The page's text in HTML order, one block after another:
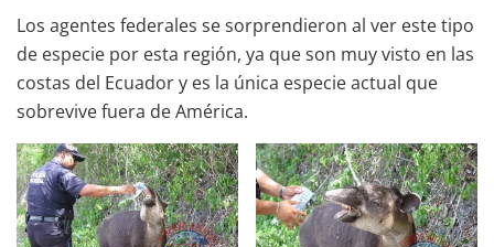
Los agentes federales se sorprendieron al ver este tipo
de especie por esta región, ya que son muy visto en las
costas del Ecuador y es la única especie actual que
sobrevive fuera de América.